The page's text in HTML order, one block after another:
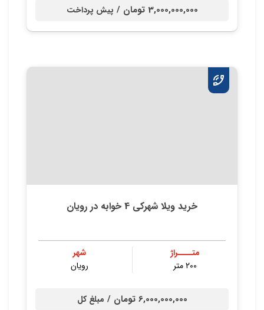
3,000,000,000 تومان / پیش پرداخت
خرید ویلا شهرکی 4 خوابه در رویان
متــــراژ
200 متر
شهر
رویان
6,000,000,000 تومان / مبلغ کل